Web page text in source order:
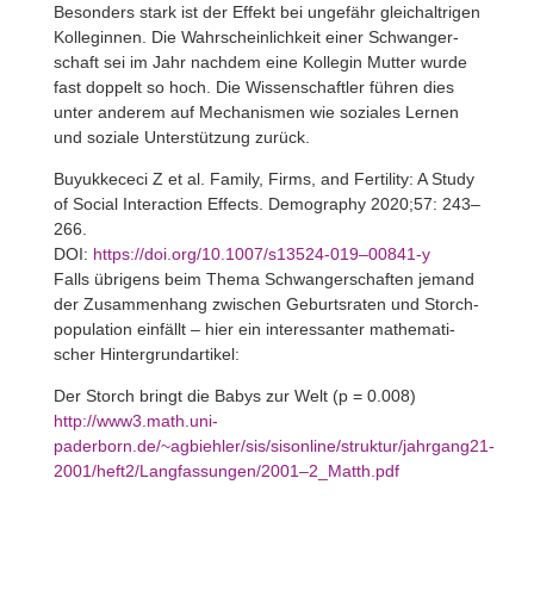
Beson­ders stark ist der Effekt bei unge­fähr gleich­alt­rigen
Kolle­ginnen. Die Wahr­schein­lich­keit einer Schwan­ger­
schaft sei im Jahr nachdem eine Kollegin Mutter wurde
fast doppelt so hoch. Die Wissen­schaftler führen dies
unter anderem auf Mecha­nismen wie soziales Lernen
und soziale Unter­stüt­zung zurück.
Buyukkececi Z et al. Family, Firms, and Ferti­lity: A Study
of Social Inter­ac­tion Effects. Demo­graphy 2020;57: 243–
266.
DOI: https://doi.org/10.1007/s13524-019–00841‑y
Falls übri­gens beim Thema Schwan­ger­schaften jemand
der Zusam­men­hang zwischen Geburts­raten und Storch­
po­pu­la­tion einfällt – hier ein inter­es­santer mathe­ma­ti­
scher Hintergrundartikel:
Der Storch bringt die Babys zur Welt (p = 0.008)
http://www3.math.uni-
paderborn.de/~agbiehler/sis/sisonline/struktur/jahrgang21-
2001/heft2/Langfassungen/2001–2_Matth.pdf